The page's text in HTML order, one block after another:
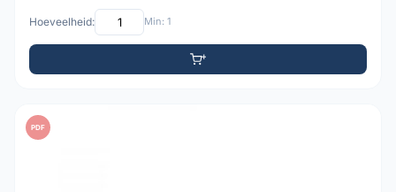
Hoeveelheid: Min: 1
PDF